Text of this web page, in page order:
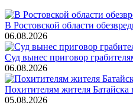
В Ростовской области
06.08.2026
Суд вынес приговор
06.08.2026
Похитителям жителя Батайска
05.08.2026